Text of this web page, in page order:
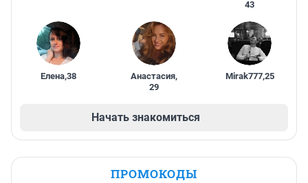
43
Елена,38 Анастасия,
29
Mirak777,25
Начать знакомиться
ПРОМОКОДЫ